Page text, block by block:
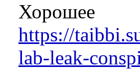
Хорошее
https://
lab-leak-